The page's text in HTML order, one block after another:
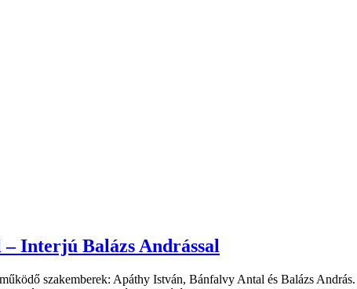
Interjú Balázs Andrással
szakemberek: Apáthy István, Bánfalvy Antal és Balázs